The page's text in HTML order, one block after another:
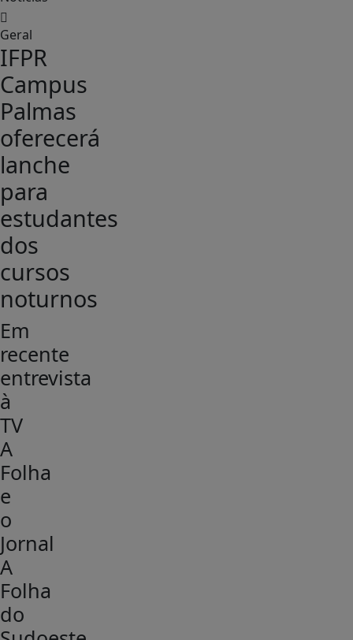
Geral
IFPR
Campus
Palmas
oferecerá
lanche
para
estudantes
dos
cursos
noturnos
Em
recente
entrevista
à
TV
A
Folha
e
o
Jornal
A
Folha
do